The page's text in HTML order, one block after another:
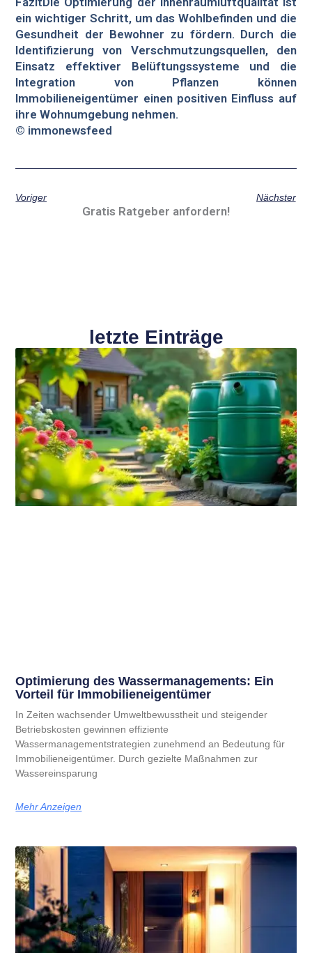
ein wichtiger Schritt, um das Wohlbefinden und die
Gesundheit der Bewohner zu fördern. Durch die
Identifizierung von Verschmutzungsquellen, den
Einsatz effektiver Belüftungssysteme und die
Integration von Pflanzen können
Immobilieneigentümer einen positiven Einfluss auf
ihre Wohnumgebung nehmen.
© immonewsfeed
Voriger Nächster
Gratis Ratgeber anfordern!
letzte Einträge
Optimierung des Wassermanagements: Ein
Vorteil für Immobilieneigentümer
In Zeiten wachsender Umweltbewusstheit und steigender
Betriebskosten gewinnen effiziente
Wassermanagementstrategien zunehmend an Bedeutung für
Immobilieneigentümer. Durch gezielte Maßnahmen zur
Wassereinsparung
Mehr Anzeigen